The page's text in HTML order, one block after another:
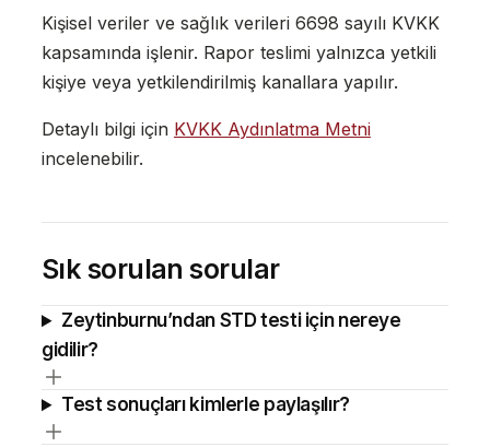
Kişisel veriler ve sağlık verileri 6698 sayılı KVKK
kapsamında işlenir. Rapor teslimi yalnızca yetkili
kişiye veya yetkilendirilmiş kanallara yapılır.
Detaylı bilgi için KVKK Aydınlatma Metni
incelenebilir.
Sık sorulan sorular
Zeytinburnu’ndan STD testi için nereye
gidilir?
Test sonuçları kimlerle paylaşılır?